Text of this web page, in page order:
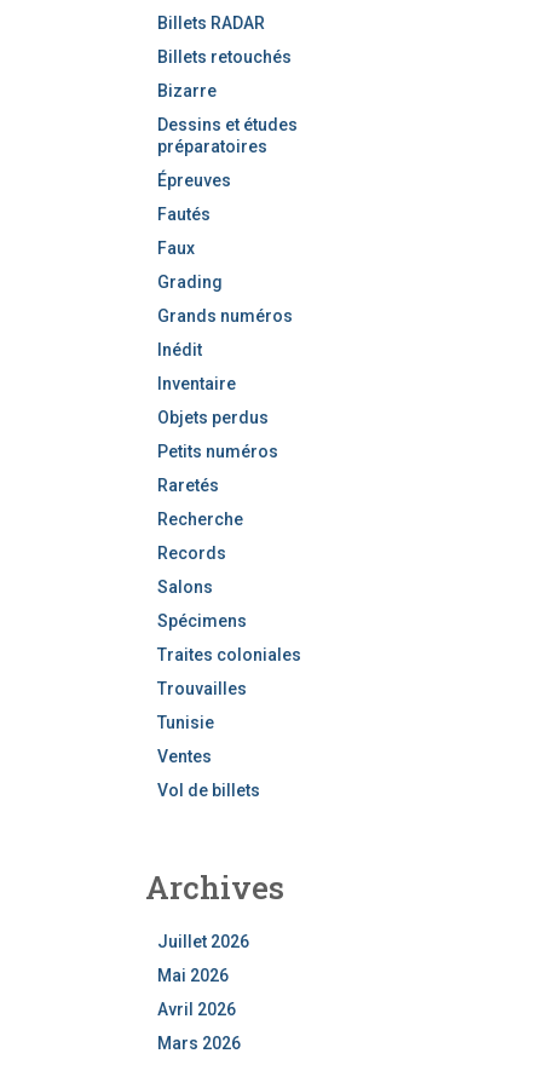
Billets RADAR
Billets retouchés
Bizarre
Dessins et études
préparatoires
Épreuves
Fautés
Faux
Grading
Grands numéros
Inédit
Inventaire
Objets perdus
Petits numéros
Raretés
Recherche
Records
Salons
Spécimens
Traites coloniales
Trouvailles
Tunisie
Ventes
Vol de billets
Archives
Juillet 2026
Mai 2026
Avril 2026
Mars 2026